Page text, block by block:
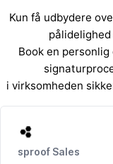
Kun få udbydere
Book en
i virksomheden